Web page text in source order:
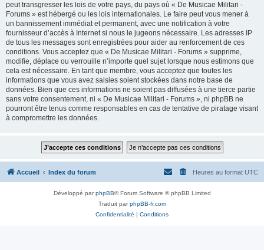
peut transgresser les lois de votre pays, du pays où « De Musicae Militari -
Forums » est hébergé ou les lois internationales. Le faire peut vous mener à
un bannissement immédiat et permanent, avec une notification à votre
fournisseur d’accès à Internet si nous le jugeons nécessaire. Les adresses IP
de tous les messages sont enregistrées pour aider au renforcement de ces
conditions. Vous acceptez que « De Musicae Militari - Forums » supprime,
modifie, déplace ou verrouille n’importe quel sujet lorsque nous estimons que
cela est nécessaire. En tant que membre, vous acceptez que toutes les
informations que vous avez saisies soient stockées dans notre base de
données. Bien que ces informations ne soient pas diffusées à une tierce partie
sans votre consentement, ni « De Musicae Militari - Forums », ni phpBB ne
pourront être tenus comme responsables en cas de tentative de piratage visant
à compromettre les données.
Accueil Index du forum Heures au format UTC
Développé parphpBB® Forum Software © phpBB Limited
Traduit parphpBB-fr.com
Confidentialité | Conditions